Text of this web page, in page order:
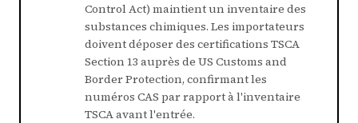
Control Act) maintient un inventaire des
substances chimiques. Les importateurs
doivent déposer des certifications TSCA
Section 13 auprès de US Customs and
Border Protection, confirmant les
numéros CAS par rapport à l'inventaire
TSCA avant l'entrée.